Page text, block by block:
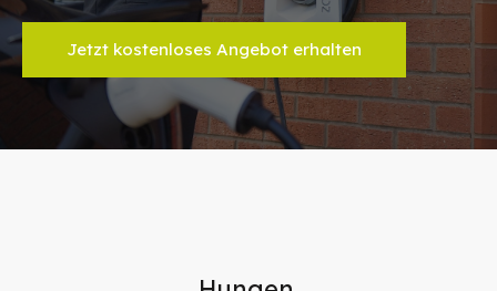
Jetzt kostenloses Angebot erhalten